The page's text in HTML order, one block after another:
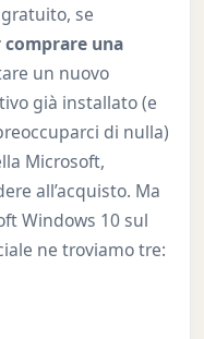
se
una
un nuovo
già installato (e
di nulla)
Microsoft,
all’acquisto. Ma
Windows 10 sul
ne troviamo tre: